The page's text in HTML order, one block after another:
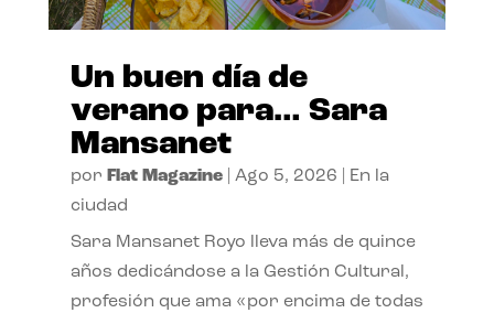
Un buen día de
verano para… Sara
Mansanet
por Flat Magazine| Ago 5, 2026
En la
ciudad
Sara Mansanet Royo lleva más de quince
años dedicándose a la Gestión Cultural,
profesión que ama «por encima de todas